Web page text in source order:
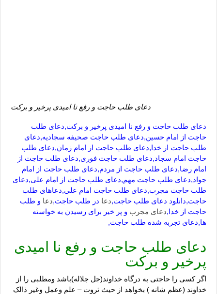
دعای طلب حاجت و رفع نا امیدی پرخیر و برکت
دعای طلب حاجت و رفع نا امیدی پرخیر و برکت,دعای طلب
حاجت از امام حسین,دعای طلب حاجت صحیفه سجادیه,دعای
طلب حاجت از خدا,دعای طلب حاجت از امام زمان,دعای طلب
حاجت امام سجاد,دعای طلب حاجت فوری,دعای طلب حاجت از
امام رضا,دعای طلب حاجت از مردم,دعای طلب حاجت از امام
جواد,دعای طلب حاجت مهم,دعای طلب حاجت از امام علی,دعای
طلب حاجت مجرب,دعای طلب حاجت امام علی,دعاهای طلب
حاجت,دانلود دعای طلب حاجت,دعا در طلب حاجت,دعا و طلب
حاجت از خدا,دعای مجرب و پر خیر برای رسیدن به خواسته
ها,دعای تجربه شده طلب حاجت,
دعای طلب حاجت و رفع نا امیدی
پرخیر و برکت
اگر کسی را حاجتی به درگاه خداوند(جل جلاله)باشد ومطلبی را از
خداوند (عظم شانه ) بخواهد از حیث ثروت – علم وعمل وغیر ذالک